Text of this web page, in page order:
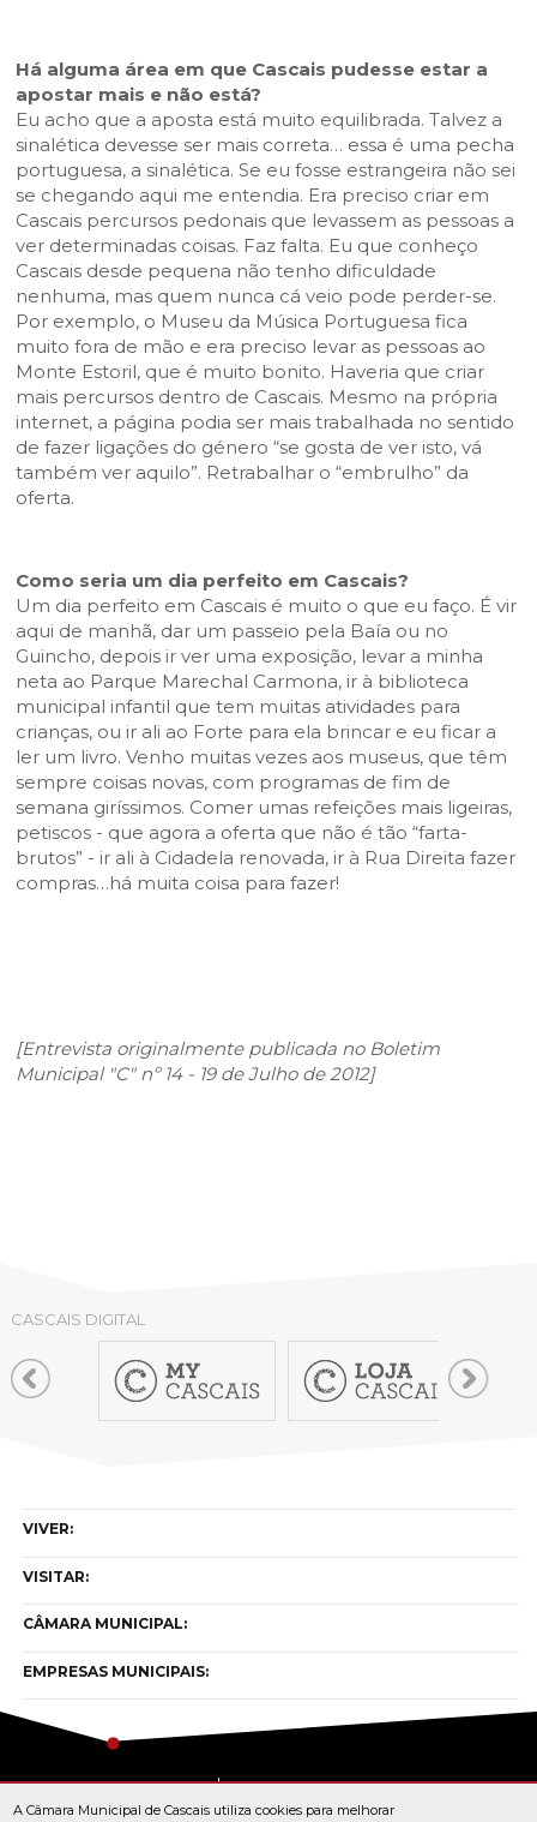
Há alguma área em que Cascais pudesse estar a
apostar mais e não está?
Eu acho que a aposta está muito equilibrada. Talvez a
sinalética devesse ser mais correta… essa é uma pecha
portuguesa, a sinalética. Se eu fosse estrangeira não sei
se chegando aqui me entendia. Era preciso criar em
Cascais percursos pedonais que levassem as pessoas a
ver determinadas coisas. Faz falta. Eu que conheço
Cascais desde pequena não tenho dificuldade
nenhuma, mas quem nunca cá veio pode perder-se.
Por exemplo, o Museu da Música Portuguesa fica
muito fora de mão e era preciso levar as pessoas ao
Monte Estoril, que é muito bonito. Haveria que criar
mais percursos dentro de Cascais. Mesmo na própria
internet, a página podia ser mais trabalhada no sentido
de fazer ligações do género “se gosta de ver isto, vá
também ver aquilo”. Retrabalhar o “embrulho” da
oferta.
Como seria um dia perfeito em Cascais?
Um dia perfeito em Cascais é muito o que eu faço. É vir
aqui de manhã, dar um passeio pela Baía ou no
Guincho, depois ir ver uma exposição, levar a minha
neta ao Parque Marechal Carmona, ir à biblioteca
municipal infantil que tem muitas atividades para
crianças, ou ir ali ao Forte para ela brincar e eu ficar a
ler um livro. Venho muitas vezes aos museus, que têm
sempre coisas novas, com programas de fim de
semana giríssimos. Comer umas refeições mais ligeiras,
petiscos - que agora a oferta que não é tão “farta-
brutos” - ir ali à Cidadela renovada, ir à Rua Direita fazer
compras…há muita coisa para fazer!
[Entrevista originalmente publicada no Boletim
Municipal "C" nº 14 - 19 de Julho de 2012]
CASCAIS DIGITAL
VIVER:
VISITAR:
CÂMARA MUNICIPAL:
EMPRESAS MUNICIPAIS:
Todos os direitos reservados
A Câmara Municipal de Cascais utiliza cookies para melhorar